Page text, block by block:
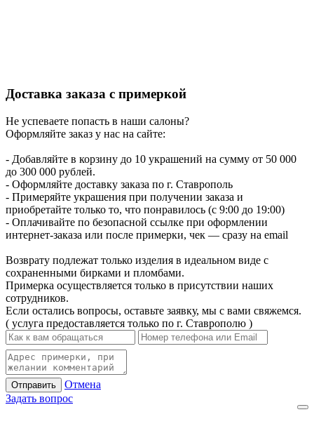
Доставка заказа с примеркой
Не успеваете попасть в наши салоны?
Оформляйте заказ у нас на сайте:
- Добавляйте в корзину до 10 украшений на сумму от 50 000
до 300 000 рублей.
- Оформляйте доставку заказа по г. Ставрополь
- Примеряйте украшения при получении заказа и
приобретайте только то, что понравилось (с 9:00 до 19:00)
- Оплачивайте по безопасной ссылке при оформлении
интернет-заказа или после примерки, чек — сразу на email
Возврату подлежат только изделия в идеальном виде с
сохраненными бирками и пломбами.
Примерка осуществляется только в присутствии наших
сотрудников.
Если остались вопросы, оставьте заявку, мы с вами свяжемся.
( услуга предоставляется только по г. Ставрополю )
Отправить
Отмена
Задать вопрос